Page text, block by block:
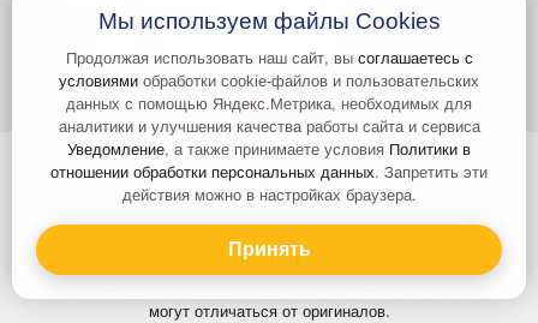
Задать вопрос Контакты
Интернет-сайт носит информационный характер и не является
публичной офертой, которая определяется положениями статьи 437
Гражданского кодекса РФ. Информация о характеристиках и
стоимости товаров, указанных на сайте, условия доставки может
быть изменена в одностороннем порядке. Информация по ценам,
может отличаться от фактической, к моменту оформления заказа.
могут отличаться от оригиналов.
Мы используем файлы Cookies
Продолжая использовать наш сайт, вы соглашаетесь с
условиями обработки cookie-файлов и пользовательских
данных с помощью Яндекс.Метрика, необходимых для
аналитики и улучшения качества работы сайта и сервиса
Уведомление, а также принимаете условия Политики в
отношении обработки персональных данных. Запретить эти
действия можно в настройках браузера.
Принять